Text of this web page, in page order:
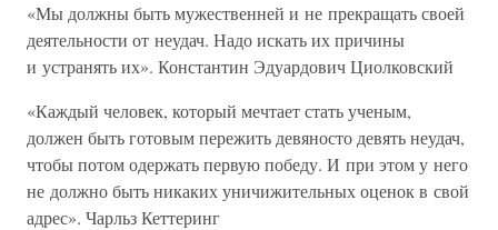
«Мы должны быть мужественней и не прекращать своей
деятельности от неудач. Надо искать их причины
и устранять их». Константин Эдуардович Циолковский
«Каждый человек, который мечтает стать ученым,
должен быть готовым пережить девяносто девять неудач,
чтобы потом одержать первую победу. И при этом у него
не должно быть никаких уничижительных оценок в свой
адрес». Чарльз Кеттеринг